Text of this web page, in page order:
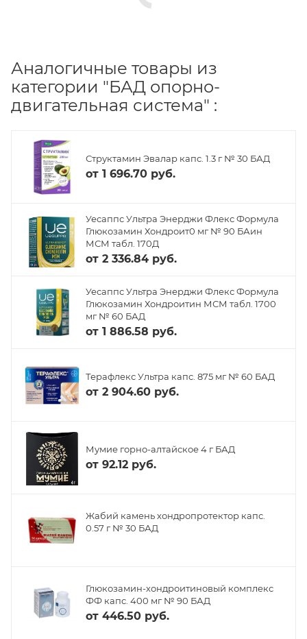
Аналогичные товары из
категории "БАД опорно-
двигательная система" :
Структамин Эвалар капс. 1.3 г № 30 БАД
от 1 696.70 руб.
Уесаппс Ультра Энерджи Флекс Формула
Глюкозамин Хондроит0 мг № 90 БАин
МСМ табл. 170Д
от 2 336.84 руб.
Уесаппс Ультра Энерджи Флекс Формула
Глюкозамин Хондроитин МСМ табл. 1700
мг № 60 БАД
от 1 886.58 руб.
Терафлекс Ультра капс. 875 мг № 60 БАД
от 2 904.60 руб.
Мумие горно-алтайское 4 г БАД
от 92.12 руб.
Жабий камень хондропротектор капс.
0.57 г № 30 БАД
Глюкозамин-хондроитиновый комплекс
ФФ капс. 400 мг № 90 БАД
от 446.50 руб.